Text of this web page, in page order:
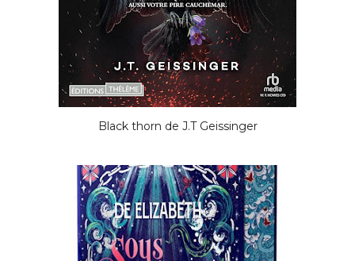
Black thorn de J.T Geissinger